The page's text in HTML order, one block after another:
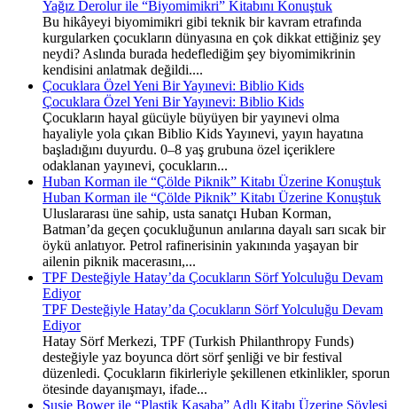
Yağız Derolur ile “Biyomimikri” Kitabını Konuştuk
Bu hikâyeyi biyomimikri gibi teknik bir kavram etrafında
kurgularken çocukların dünyasına en çok dikkat ettiğiniz şey
neydi? Aslında burada hedeflediğim şey biyomimikrinin
kendisini anlatmak değildi....
Çocuklara Özel Yeni Bir Yayınevi: Biblio Kids
Çocuklara Özel Yeni Bir Yayınevi: Biblio Kids
Çocukların hayal gücüyle büyüyen bir yayınevi olma
hayaliyle yola çıkan Biblio Kids Yayınevi, yayın hayatına
başladığını duyurdu. 0–8 yaş grubuna özel içeriklere
odaklanan yayınevi, çocukların...
Huban Korman ile “Çölde Piknik” Kitabı Üzerine Konuştuk
Huban Korman ile “Çölde Piknik” Kitabı Üzerine Konuştuk
Uluslararası üne sahip, usta sanatçı Huban Korman,
Batman’da geçen çocukluğunun anılarına dayalı sarı sıcak bir
öykü anlatıyor. Petrol rafinerisinin yakınında yaşayan bir
ailenin piknik macerasını,...
TPF Desteğiyle Hatay’da Çocukların Sörf Yolculuğu Devam
Ediyor
TPF Desteğiyle Hatay’da Çocukların Sörf Yolculuğu Devam
Ediyor
Hatay Sörf Merkezi, TPF (Turkish Philanthropy Funds)
desteğiyle yaz boyunca dört sörf şenliği ve bir festival
düzenledi. Çocukların fikirleriyle şekillenen etkinlikler, sporun
ötesinde dayanışmayı, ifade...
Susie Bower ile “Plastik Kasaba” Adlı Kitabı Üzerine Söyleşi